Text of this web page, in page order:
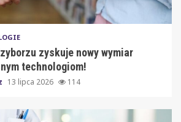
zyskuje nowy wymiar
technologiom!
13 lipca 2026 114